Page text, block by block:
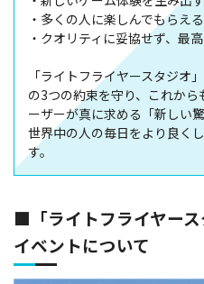
・多くの人に楽しんでもらえ
・クオリティに妥協せず、最
「ライトフライヤースタジオ
の3つの約束を守り、これか
ーザーが真に求める「新しい
世界中の人の毎日をより良く
す。
■「ライトフライヤー
イベントについて